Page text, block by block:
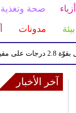
أزياء صحة وتغذية
بيئة مدونات
آخر الأخبار